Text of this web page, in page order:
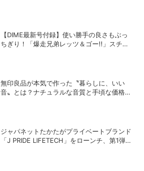
【DIME最新号付録】使い勝手の良さもぶっ
ちぎり！「爆走兄弟レッツ＆ゴー!!」スチー
無印良品が本気で作った〝暮らしに、いい
音〟とは？ナチュラルな音質と手頃な価格を
ジャパネットたかたがプライベートブランド
「J PRIDE LIFETECH」をローンチ、第1弾